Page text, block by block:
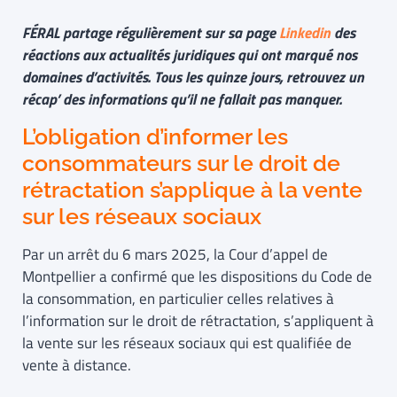
FÉRAL partage régulièrement sur sa pageLinkedindes
réactions aux actualités juridiques qui ont marqué nos
domaines d’activités. Tous les quinze jours, retrouvez un
récap’ des informations qu’il ne fallait pas manquer.
L’obligation d’informer les
consommateurs sur le droit de
rétractation s’applique à la vente
sur les réseaux sociaux
Par un arrêt du 6 mars 2025, la Cour d’appel de
Montpellier a confirmé que les dispositions du Code de
la consommation, en particulier celles relatives à
l’information sur le droit de rétractation, s’appliquent à
la vente sur les réseaux sociaux qui est qualifiée de
vente à distance.